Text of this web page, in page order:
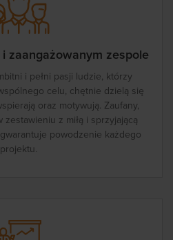
zaangażowanym zespole
i pełni pasji ludzie, którzy
celu, chętnie dzielą się
oraz motywują. Zaufany,
z miłą i sprzyjającą
powodzenie każdego
projektu.